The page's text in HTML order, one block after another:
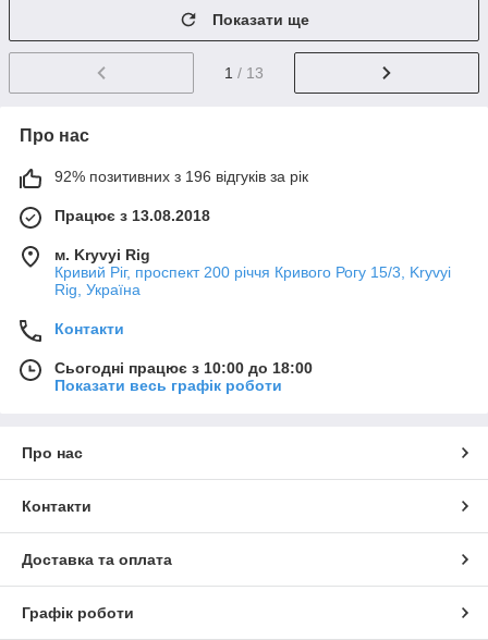
Показати ще
1 / 13
Про нас
92% позитивних з 196 відгуків за рік
Працює з 13.08.2018
м. Kryvyi Rig
Кривий Ріг, проспект 200 річчя Кривого Рогу 15/3, Kryvyi
Rig, Україна
Контакти
Сьогодні працює з 10:00 до 18:00
Показати весь графік роботи
Про нас
Контакти
Доставка та оплата
Графік роботи